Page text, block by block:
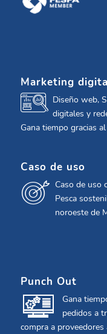
Marketing
Diseño web,
digitales y
Gana tiempo gracias
Caso de uso
Caso de uso
Pesca
noroeste de
Punch Out
Gana
pedidos a
compra a proveedores